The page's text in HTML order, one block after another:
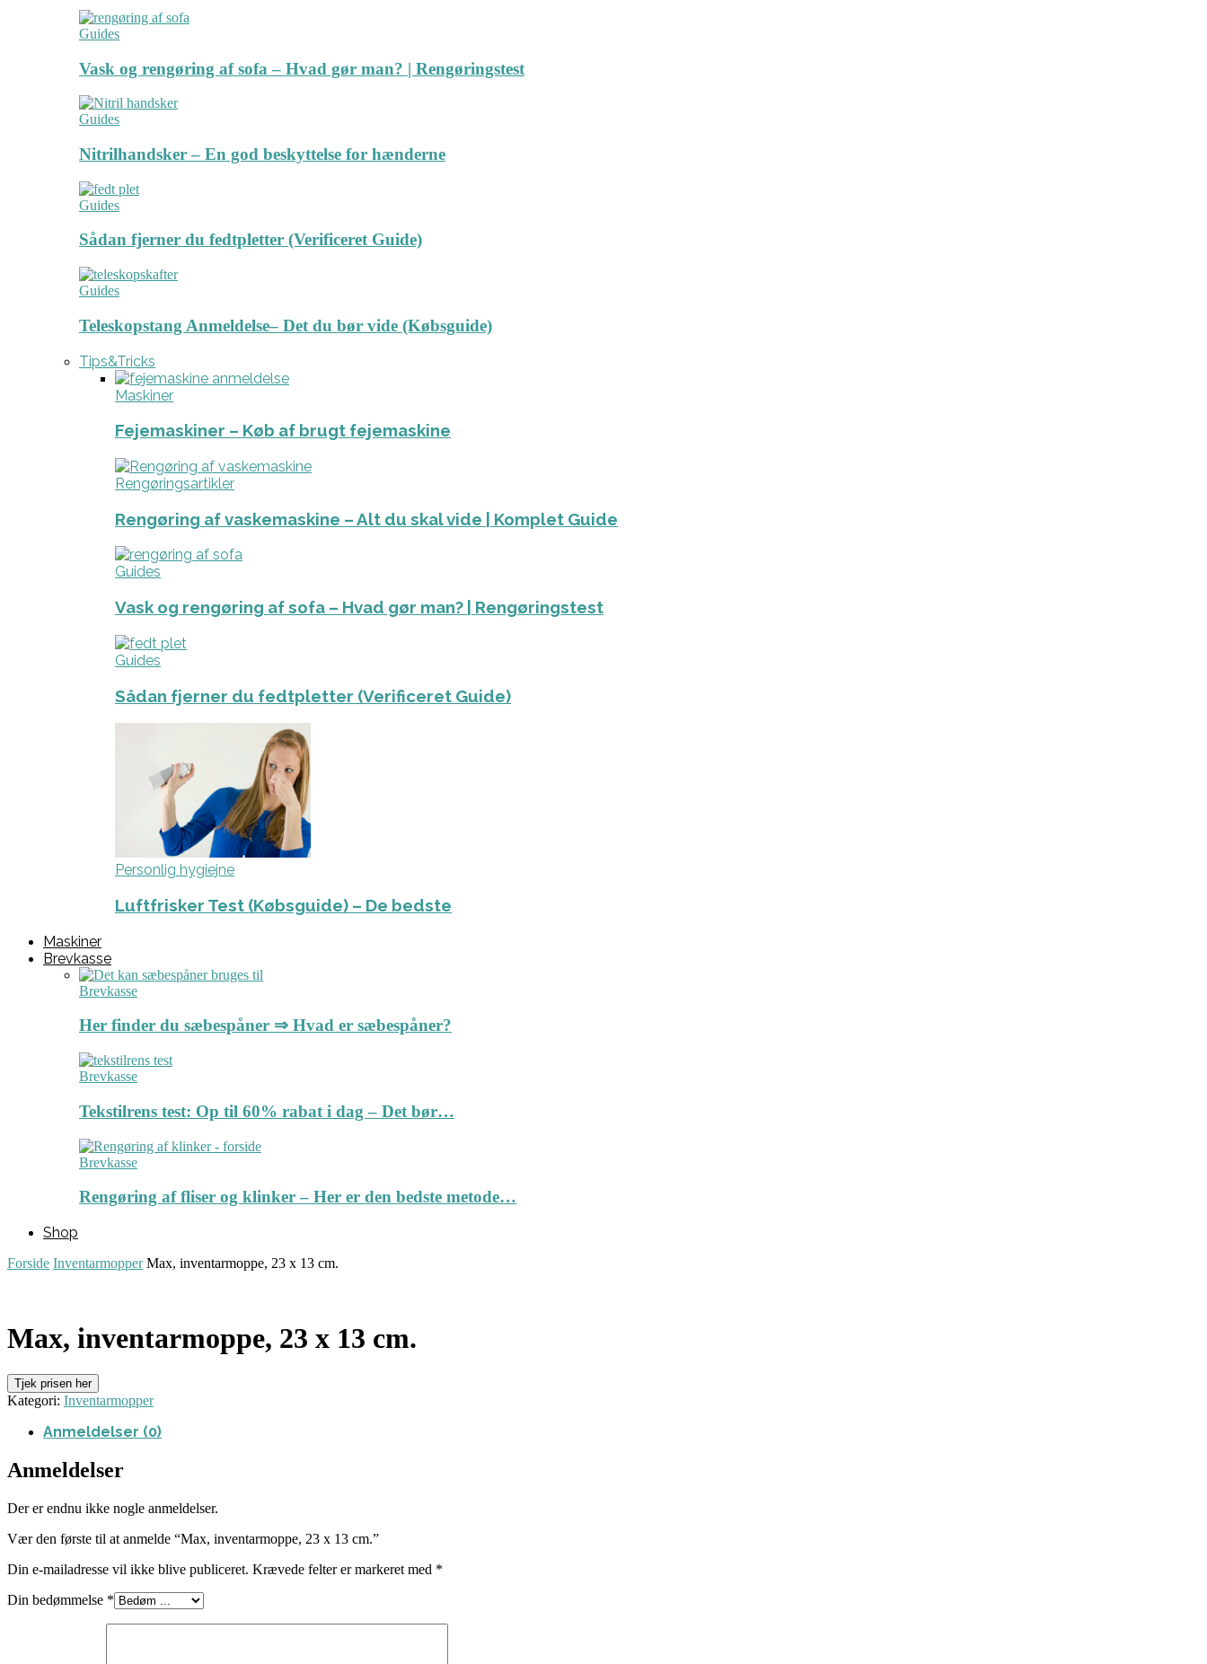
Guides
Vask og rengøring af sofa – Hvad gør man? | Rengøringstest
Guides
Nitrilhandsker – En god beskyttelse for hænderne
Guides
Sådan fjerner du fedtpletter (Verificeret Guide)
Guides
Teleskopstang Anmeldelse– Det du bør vide (Købsguide)
Tips&Tricks
Maskiner
Fejemaskiner – Køb af brugt fejemaskine
Rengøringsartikler
Rengøring af vaskemaskine – Alt du skal vide | Komplet Guide
Guides
Vask og rengøring af sofa – Hvad gør man? | Rengøringstest
Guides
Sådan fjerner du fedtpletter (Verificeret Guide)
Personlig hygiejne
Luftfrisker Test (Købsguide) – De bedste
Maskiner
Brevkasse
Brevkasse
Her finder du sæbespåner ⇒ Hvad er sæbespåner?
Brevkasse
Tekstilrens test: Op til 60% rabat i dag – Det bør…
Brevkasse
Rengøring af fliser og klinker – Her er den bedste metode…
Shop
Forside Inventarmopper Max, inventarmoppe, 23 x 13 cm.
Max, inventarmoppe, 23 x 13 cm.
Tjek prisen her
Kategori: Inventarmopper
Anmeldelser (0)
Anmeldelser
Der er endnu ikke nogle anmeldelser.
Vær den første til at anmelde “Max, inventarmoppe, 23 x 13 cm.”
Din e-mailadresse vil ikke blive publiceret. Krævede felter er markeret med *
Din bedømmelse *